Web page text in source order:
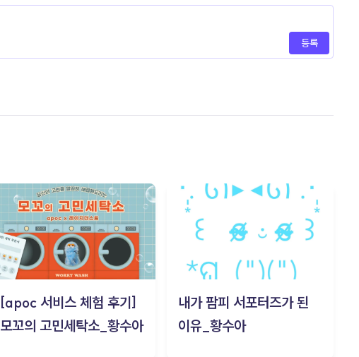
등록
[apoc 서비스 체험 후기]
모꼬의 고민세탁소_황수아
내가 팜피 서포터즈가 된
이유_황수아